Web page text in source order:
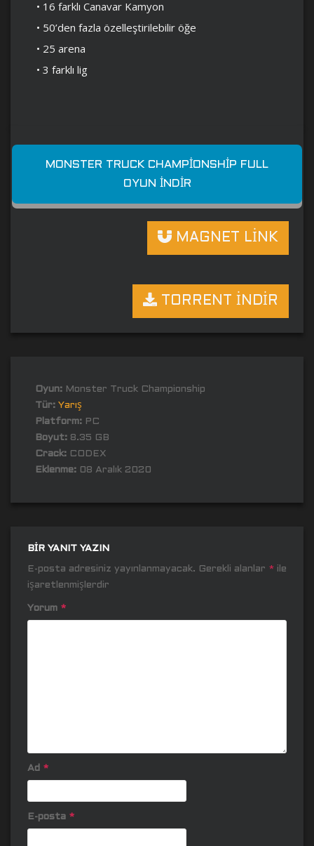
• 16 farklı Canavar Kamyon
• 50’den fazla özelleştirilebilir öğe
• 25 arena
• 3 farklı lig
MONSTER TRUCK CHAMPIONSHIP FULL
OYUN İNDIR
MAGNET LİNK
TORRENT İNDİR
Oyun: Monster Truck Championship
Tür: Yarış
Platform: PC
Boyut: 8.35 GB
Crack: CODEX
Eklenme: 08 Aralık 2020
BIR YANIT YAZIN
E-posta adresiniz yayınlanmayacak. Gerekli alanlar * ile
işaretlenmişlerdir
Yorum *
Ad *
E-posta *